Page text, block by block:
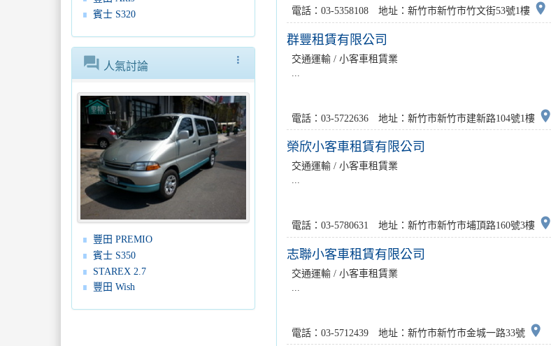
賓士 S320
more_vert
forum 人氣討論
豐田 PREMIO
賓士 S350
STAREX 2.7
豐田 Wish
電話：03-5358108 地址：新竹市新竹市竹文街53號1樓 place
群豐租賃有限公司
交通運輸 / 小客車租賃業
電話：03-5722636 地址：新竹市新竹市建新路104號1樓 place
榮欣小客車租賃有限公司
交通運輸 / 小客車租賃業
...
電話：03-5780631 地址：新竹市新竹市埔頂路160號3樓 place
志聯小客車租賃有限公司
交通運輸 / 小客車租賃業
電話：03-5712439 地址：新竹市新竹市金城一路33號 place